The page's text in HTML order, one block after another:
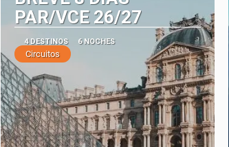
PAR/VCE 26/27
4 DESTINOS 6 NOCHES
Circuitos